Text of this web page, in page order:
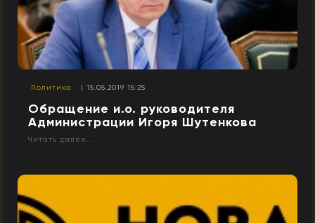
Политика | 15.05.2019 15:25
Обращение и.о. руководителя
Администрации Игоря Шутенкова
Читать далее...